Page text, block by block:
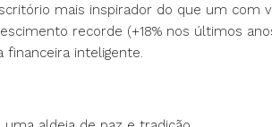
mais inspirador do que um com
recorde (+18% nos últimos
financeira inteligente.